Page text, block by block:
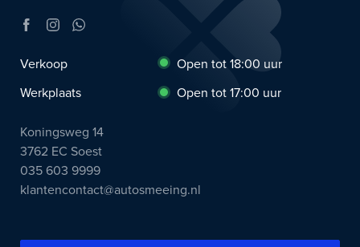
Verkoop
Open tot 18:00 uur
Werkplaats
Open tot 17:00 uur
Koningsweg 14
3762 EC Soest
035 603 9999
klantencontact@autosmeeing.nl